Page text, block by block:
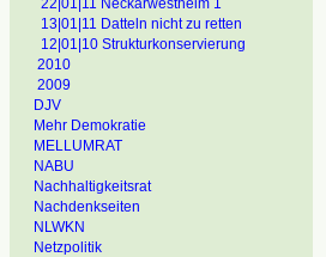
22|01|11 Neckarwestheim 1
13|01|11 Datteln nicht zu retten
12|01|10 Strukturkonservierung
2010
2009
DJV
Mehr Demokratie
MELLUMRAT
NABU
Nachhaltigkeitsrat
Nachdenkseiten
NLWKN
Netzpolitik